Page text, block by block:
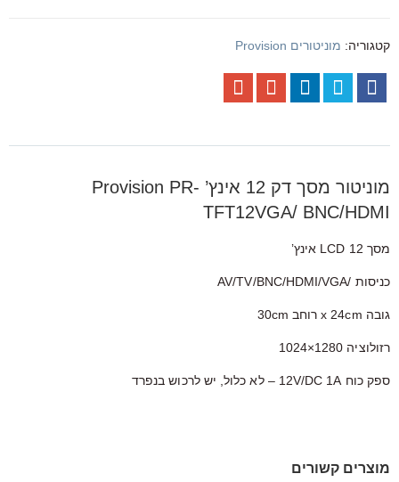
קטגוריה: מוניטורים Provision
מוניטור מסך דק 12 אינץ’ Provision PR-
TFT12VGA/ BNC/HDMI
מסך 12 LCD אינץ’
כניסות /AV/TV/BNC/HDMI/VGA
גובה x 24cm רוחב 30cm
רזולוציה 1280×1024
ספק כוח 12V/DC 1A – לא כלול, יש לרכוש בנפרד
מוצרים קשורים